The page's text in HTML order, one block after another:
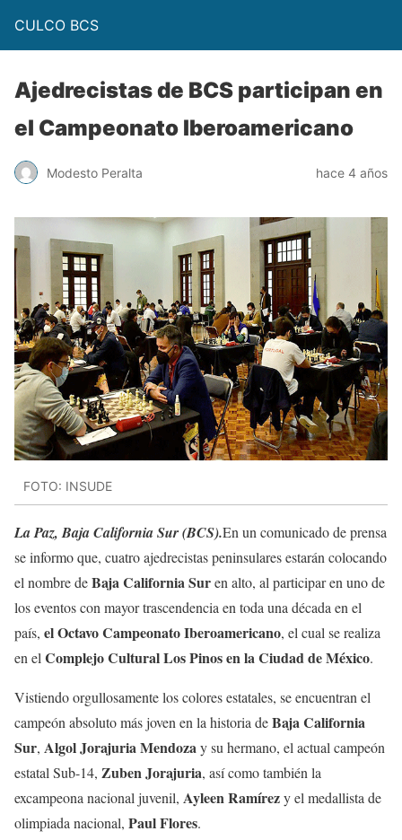
CULCO BCS
Ajedrecistas de BCS participan en
el Campeonato Iberoamericano
Modesto Peralta hace 4 años
FOTO: INSUDE
La Paz, Baja California Sur (BCS).En un comunicado de prensa
se informo que, cuatro ajedrecistas peninsulares estarán colocando
el nombre deBaja California Suren alto, al participar en uno de
los eventos con mayor trascendencia en toda una década en el
país, el Octavo Campeonato Iberoamericano, el cual se realiza
en el Complejo Cultural Los Pinos en la Ciudad de México.
Vistiendo orgullosamente los colores estatales, se encuentran el
campeón absoluto más joven en la historia deBaja California
Sur, Algol Jorajuria Mendozay su hermano, el actual campeón
estatal Sub-14, Zuben Jorajuria, así como también la
excampeona nacional juvenil, Ayleen Ramírezy el medallista de
olimpiada nacional, Paul Flores.